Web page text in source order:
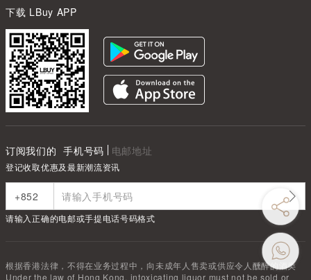
下载 LBuy APP
订阅我们的 手机号码 电邮地址
登记收取优惠及最新潮流资讯
请输入正确的电邮或手提电话号码格式
根据香港法律，不得在业务过程中，向未成年人售卖或供应令人醺醉的酒类
Under the law of Hong Kong, intoxicating liquor must not be sold or